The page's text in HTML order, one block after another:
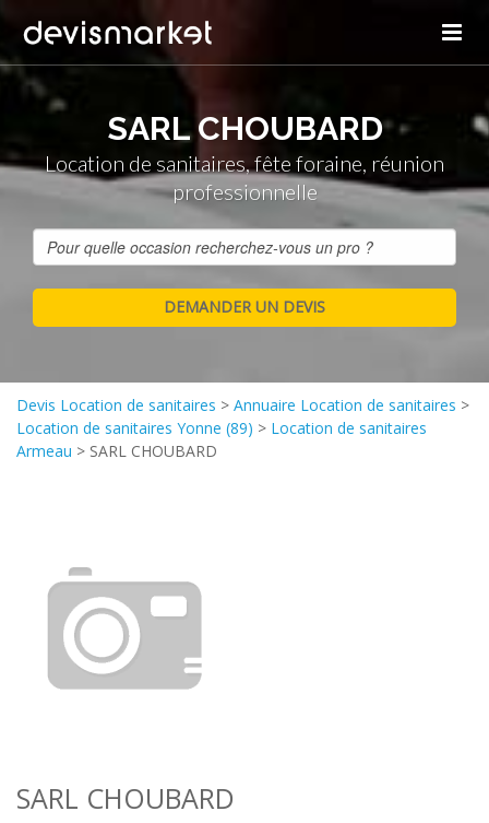
SARL CHOUBARD
Location de sanitaires, fête foraine, réunion
professionnelle
Devis Location de sanitaires > Annuaire Location de sanitaires >
Location de sanitaires Yonne (89) > Location de sanitaires
Armeau > SARL CHOUBARD
SARL CHOUBARD